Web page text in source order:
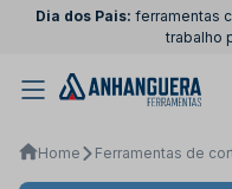
Dia dos Pais: ferramentas
trabalho
Home Ferramentas de